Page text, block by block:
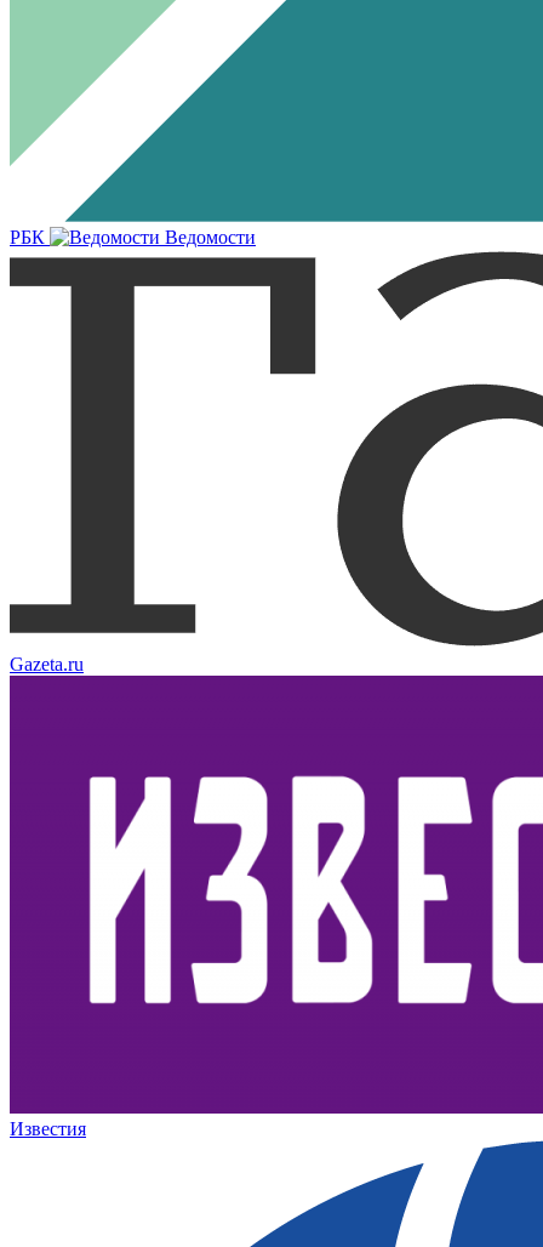
РБК Ведомости
Gazeta.ru
Известия